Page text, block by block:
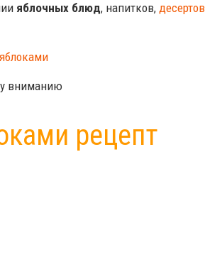
яблочных блюд, напитков, десертов
вниманию
рецепт